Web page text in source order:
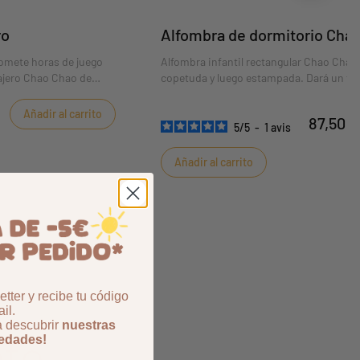
horas de juego
Chao Chao de
Añadir al carrito
Alfombra de dormitorio
Alfombra infantil rectangular Chao Chao,
copetuda y luego estampada. Dará un
5/5 - 1 avis 87,50 €
Añadir al carrito
y recibe tu código
descubrir nuestras